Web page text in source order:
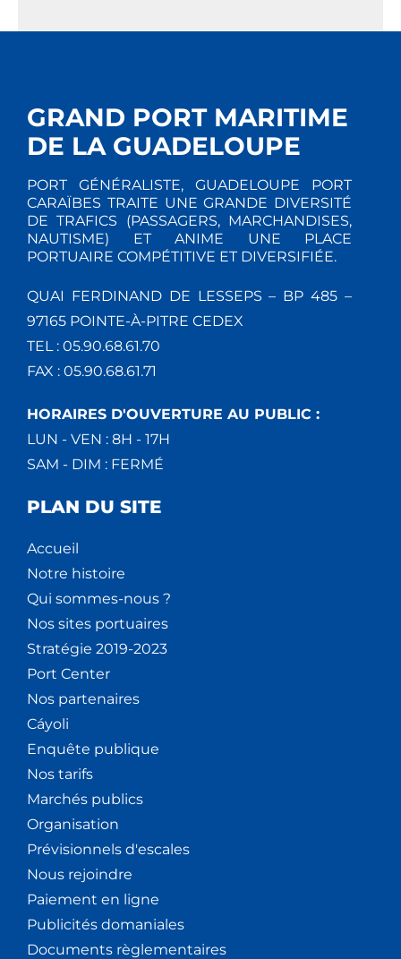
GRAND PORT MARITIME
DE LA GUADELOUPE
PORT GÉNÉRALISTE, GUADELOUPE PORT
CARAÏBES TRAITE UNE GRANDE DIVERSITÉ
DE TRAFICS (PASSAGERS, MARCHANDISES,
NAUTISME) ET ANIME UNE PLACE
PORTUAIRE COMPÉTITIVE ET DIVERSIFIÉE.
QUAI FERDINAND DE LESSEPS – BP 485 –
97165 POINTE-À-PITRE CEDEX
TEL : 05.90.68.61.70
FAX : 05.90.68.61.71
HORAIRES D'OUVERTURE AU PUBLIC :
LUN - VEN : 8H - 17H
SAM - DIM : FERMÉ
PLAN DU SITE
Accueil
Notre histoire
Qui sommes-nous ?
Nos sites portuaires
Stratégie 2019-2023
Port Center
Nos partenaires
Cáyoli
Enquête publique
Nos tarifs
Marchés publics
Organisation
Prévisionnels d'escales
Nous rejoindre
Paiement en ligne
Publicités domaniales
Documents règlementaires